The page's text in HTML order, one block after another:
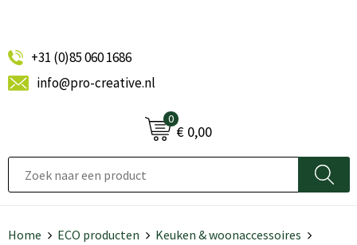
+31 (0)85 060 1686
info@pro-creative.nl
0
€ 0,00
Home ECO producten
Keuken & woonaccessoires